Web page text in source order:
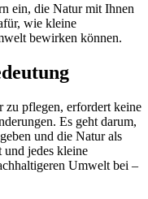
ein, die Natur mit Ihnen
wie kleine
bewirken können.
zu pflegen, erfordert keine
Es geht darum,
und die Natur als
und jedes kleine
Umwelt bei –